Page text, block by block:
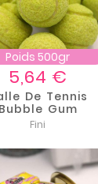
Poids 500gr
Prix
5,64 €
De Tennis
Bubble Gum
Géante 15gr
Fini